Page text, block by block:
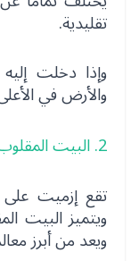
تقليدية.
وإذا دخلت
والأرض في
2. البيت المقلوب في إزميت
ويتميز البيت
ويعد من أبرز